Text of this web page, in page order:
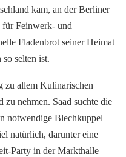
kam, an der Berliner
Feinwerk- und
Fladenbrot seiner Heimat
selten ist.
zu allem Kulinarischen
nehmen. Saad suchte die
notwendige Blechkuppel –
natürlich, darunter eine
Party in der Markthalle